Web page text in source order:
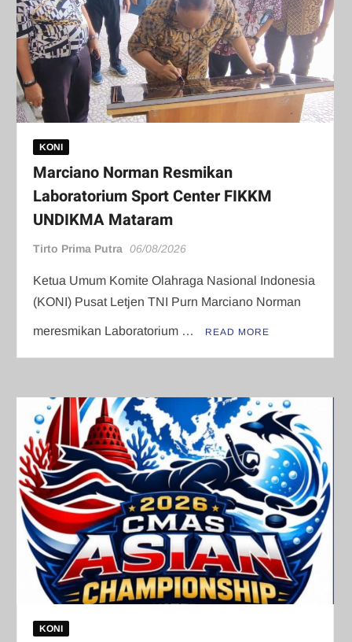
KONI
Marciano Norman Resmikan
Laboratorium Sport Center FIKKM
UNDIKMA Mataram
Tirto Prima Putra 06/08/2026
Ketua Umum Komite Olahraga Nasional Indonesia
(KONI) Pusat Letjen TNI Purn Marciano Norman
meresmikan Laboratorium … READ MORE
KONI